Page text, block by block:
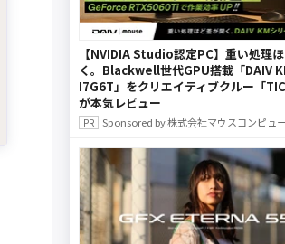
【NVIDIA Studio認定PC】重い処理
く。Blackwell世代GPU搭載「DAIV
I7G6T」をクリエイティブクルー「
が本気レビュー
Sponsored by 株式会社マウスコンピュ